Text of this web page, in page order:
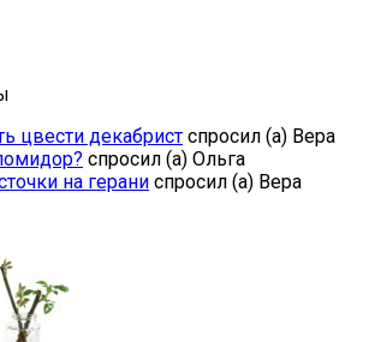
цвести декабрист спросил (а) Вера
спросил (а) Ольга
на герани спросил (а) Вера